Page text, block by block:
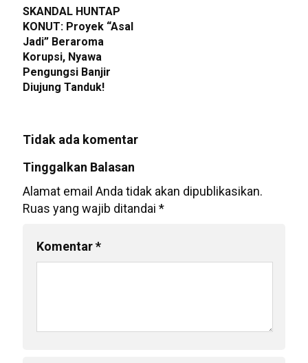
SKANDAL HUNTAP
KONUT: Proyek “Asal
Jadi” Beraroma
Korupsi, Nyawa
Pengungsi Banjir
Diujung Tanduk!
Tidak ada komentar
Tinggalkan Balasan
Alamat email Anda tidak akan dipublikasikan.
Ruas yang wajib ditandai *
Komentar*